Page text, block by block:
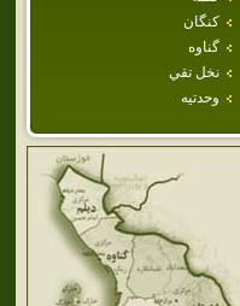
كنگان
گناوه
نخل تقي
وحدتيه